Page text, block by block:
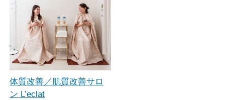
体質改善／肌質改善サロ
ン L’eclat